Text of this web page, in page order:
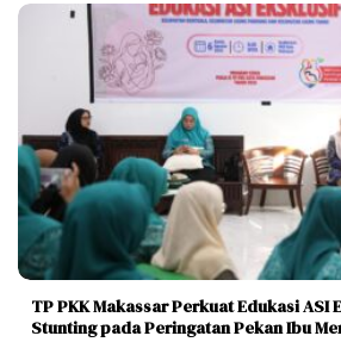
TP PKK Makassar Perkuat Edukasi ASI
Stunting pada Peringatan Pekan Ibu